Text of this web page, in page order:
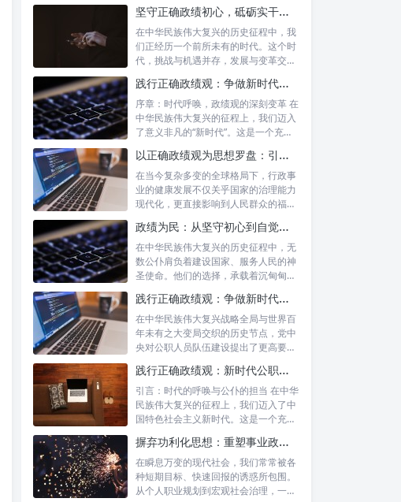
坚守正确政绩初心，砥砺实干担当精神：锚定新时代高质量发展的精神坐标
在中华民族伟大复兴的历史征程中，我
们正经历一个前所未有的时代。这个时
代，挑战与机遇并存，发展与变革交
践行正确政绩观：争做新时代合格公职人员的根本遵循与行动自觉
序章：时代呼唤，政绩观的深刻变革 在
中华民族伟大复兴的征程上，我们迈入
了意义非凡的“新时代”。这是一个充满
以正确政绩观为思想罗盘：引领行政事业高质量发展新征程
在当今复杂多变的全球格局下，行政事
业的健康发展不仅关乎国家的治理能力
现代化，更直接影响到人民群众的福祉
政绩为民：从坚守初心到自觉树立正确政绩观的实践之路
在中华民族伟大复兴的历史征程中，无
数公仆肩负着建设国家、服务人民的神
圣使命。他们的选择，承载着沉甸甸的
践行正确政绩观：争做新时代合格公职人员的根本遵循与实践路径
在中华民族伟大复兴战略全局与世界百
年未有之大变局交织的历史节点，党中
央对公职人员队伍建设提出了更高要
践行正确政绩观：新时代公职人员的使命与担当
引言：时代的呼唤与公仆的担当 在中华
民族伟大复兴的征程上，我们迈入了中
国特色社会主义新时代。这是一个充满
摒弃功利化思想：重塑事业政绩观，驱动社会高质量发展
在瞬息万变的现代社会，我们常常被各
种短期目标、快速回报的诱惑所包围。
从个人职业规划到宏观社会治理，一种